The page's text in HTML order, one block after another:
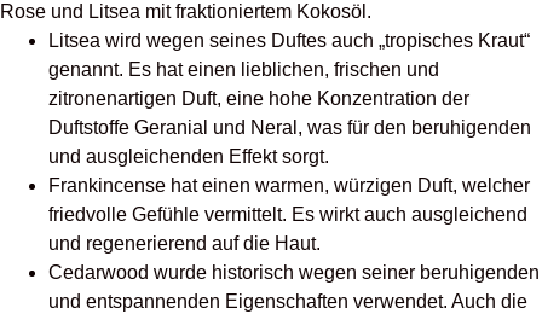
Rose und Litsea mit fraktioniertem Kokosöl.
Litsea wird wegen seines Duftes auch „tropisches Kraut“
genannt. Es hat einen lieblichen, frischen und
zitronenartigen Duft, eine hohe Konzentration der
Duftstoffe Geranial und Neral, was für den beruhigenden
und ausgleichenden Effekt sorgt.
Frankincense hat einen warmen, würzigen Duft, welcher
friedvolle Gefühle vermittelt. Es wirkt auch ausgleichend
und regenerierend auf die Haut.
Cedarwood wurde historisch wegen seiner beruhigenden
und entspannenden Eigenschaften verwendet. Auch die